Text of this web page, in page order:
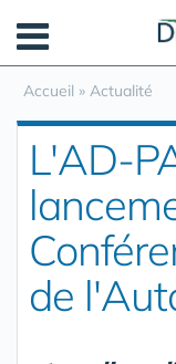
Accueil » Actualité
L'AD-
de
Panneau de gestion